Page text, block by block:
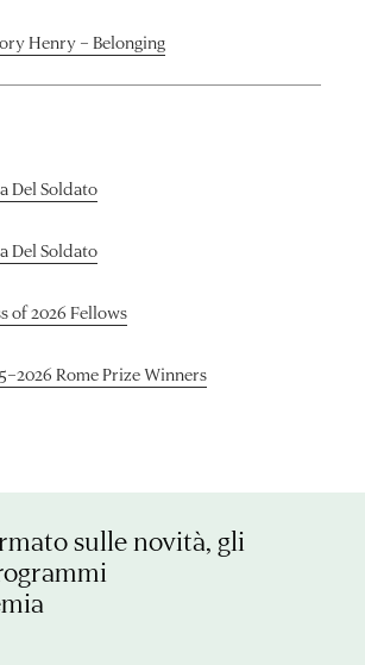
Henry – Belonging
Del Soldato
Del Soldato
of 2026 Fellows
Rome Prize Winners
sulle novità, gli